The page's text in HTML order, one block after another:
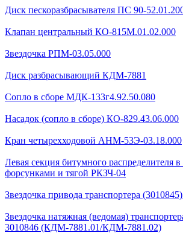
Диск пескоразбрасывателя ПС 90-
Клапан центральный КО-815М.01.02.000
Звездочка РПМ-03.05.000
Диск разбрасывающий КДМ-7881
Сопло в сборе МДК-133г4.92.50.080
Насадок (сопло в сборе) КО-829.43.06.000
Кран четырехходовой AHМ-53Э-03.18.000
Левая секция битумного распределителя в
форсунками и тягой РКЗЧ-04
Звездочка привода транспортера
Звездочка натяжная (ведомая)
3010846 (КДМ-7881.01/КДМ-7881.02)